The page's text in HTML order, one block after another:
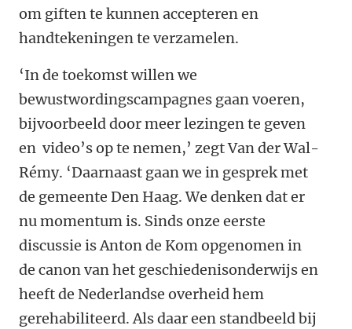
om giften te kunnen accepteren en
handtekeningen te verzamelen.
‘In de toekomst willen we
bewustwordingscampagnes gaan voeren,
bijvoorbeeld door meer lezingen te geven
en video’s op te nemen,’ zegt Van der Wal-
Rémy. ‘Daarnaast gaan we in gesprek met
de gemeente Den Haag. We denken dat er
nu momentum is. Sinds onze eerste
discussie is Anton de Kom opgenomen in
de canon van het geschiedenisonderwijs en
heeft de Nederlandse overheid hem
gerehabiliteerd. Als daar een standbeeld bij